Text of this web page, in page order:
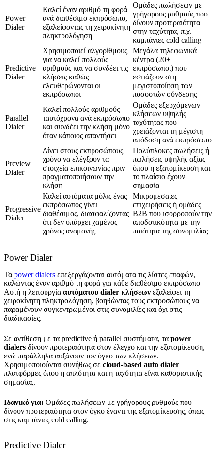
Power
Dialer
Καλεί έναν αριθμό τη φορά
ανά διαθέσιμο εκπρόσωπο,
εξαλείφοντας τη χειροκίνητη
πληκτρολόγηση
Ομάδες πωλήσεων με
γρήγορους ρυθμούς που
δίνουν προτεραιότητα
στην ταχύτητα, π.χ.
καμπάνιες cold calling
Predictive
Dialer
Χρησιμοποιεί αλγορίθμους
για να καλεί πολλούς
αριθμούς και να συνδέει τις
κλήσεις καθώς
ελευθερώνονται οι
εκπρόσωποι
Μεγάλα τηλεφωνικά
κέντρα (20+
εκπρόσωποι) που
εστιάζουν στη
μεγιστοποίηση των
ποσοστών σύνδεσης
Parallel
Dialer
Καλεί πολλούς αριθμούς
ταυτόχρονα ανά εκπρόσωπο
και συνδέει την κλήση μόνο
όταν κάποιος απαντήσει
Ομάδες εξερχόμενων
κλήσεων υψηλής
ταχύτητας που
χρειάζονται τη μέγιστη
απόδοση ανά εκπρόσωπο
Preview
Dialer
Δίνει στους εκπροσώπους
χρόνο να ελέγξουν τα
στοιχεία επικοινωνίας πριν
πραγματοποιήσουν την
κλήση
Πολύπλοκες πωλήσεις ή
πωλήσεις υψηλής αξίας
όπου η εξατομίκευση και
το πλαίσιο έχουν
σημασία
Progressive
Dialer
Καλεί αυτόματα μόλις ένας
εκπρόσωπος γίνει
διαθέσιμος, διασφαλίζοντας
ότι δεν υπάρχει χαμένος
χρόνος αναμονής
Μικρομεσαίες
επιχειρήσεις ή ομάδες
B2B που ισορροπούν την
αποδοτικότητα με την
ποιότητα της συνομιλίας
Power Dialer
Τα power dialers επεξεργάζονται αυτόματα τις λίστες επαφών,
καλώντας έναν αριθμό τη φορά για κάθε διαθέσιμο εκπρόσωπο.
Αυτή η λειτουργία αυτόματου dialer κλήσεων εξαλείφει τη
χειροκίνητη πληκτρολόγηση, βοηθώντας τους εκπροσώπους να
παραμένουν συγκεντρωμένοι στις συνομιλίες και όχι στις
διαδικασίες.
Σε αντίθεση με τα predictive ή parallel συστήματα, τα power
dialers δίνουν προτεραιότητα στον έλεγχο και την εξατομίκευση,
ενώ παράλληλα αυξάνουν τον όγκο των κλήσεων.
Χρησιμοποιούνται συνήθως σε cloud-based auto dialer
πλατφόρμες όπου η απλότητα και η ταχύτητα είναι καθοριστικής
σημασίας.
Ιδανικό για: Ομάδες πωλήσεων με γρήγορους ρυθμούς που
δίνουν προτεραιότητα στον όγκο έναντι της εξατομίκευσης, όπως
στις καμπάνιες cold calling.
Predictive Dialer